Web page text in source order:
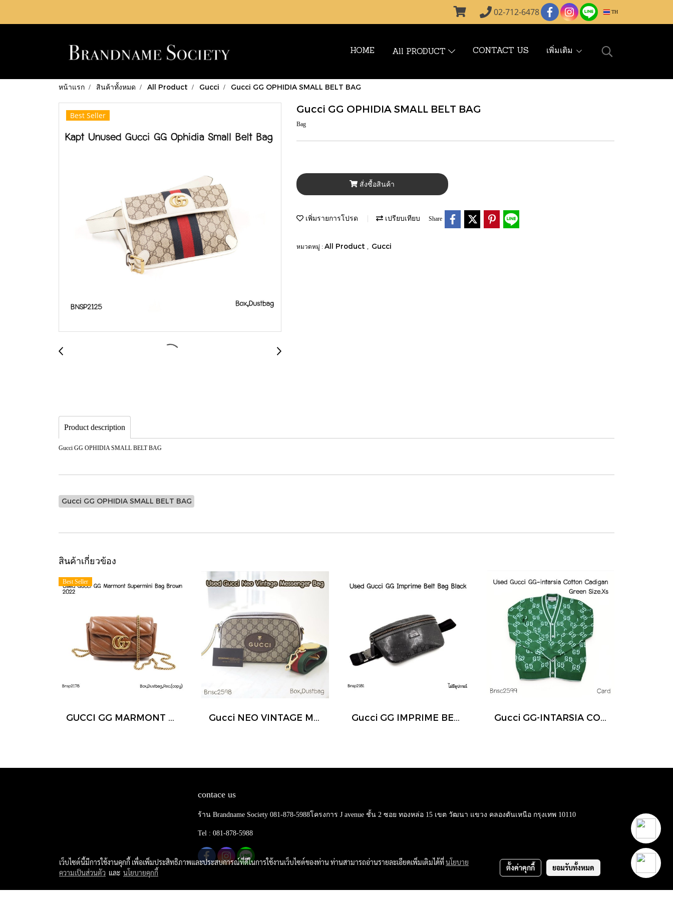
02-712-6478 TH
HOME All PRODUCT CONTACT US เพิ่มเติม
หน้าแรก สินค้าทั้งหมด All Product Gucci Gucci GG OPHIDIA SMALL BELT BAG
Best Seller
Gucci GG OPHIDIA SMALL BELT BAG
Bag
สั่งซื้อสินค้า
เพิ่มรายการโปรด เปรียบเทียบ Share
หมวดหมู่ : All Product Gucci
Product description
Gucci GG OPHIDIA SMALL BELT BAG
Gucci GG OPHIDIA SMALL BELT BAG
สินค้าเกี่ยวข้อง
Best Seller
contace us
ร้าน Brandname Society 081-878-5988โครงการ J avenue ชั้น 2 ซอย ทองหล่อ 15 เขต วัฒนา แขวง คลองตันเหนือ กรุงเทพ 10110
Tel : 081-878-5988
เว็บไซต์นี้มีการใช้งานคุกกี้ เพื่อเพิ่มประสิทธิภาพและประสบการณ์ที่ดีในการใช้งานเว็บไซต์ของท่าน ท่านสามารถอ่านรายละเอียดเพิ่มเติมได้ที่นโยบาย
ความเป็นส่วนตัว และ นโยบายคุกกี้
ตั้งค่าคุกกี้ ยอมรับทั้งหมด